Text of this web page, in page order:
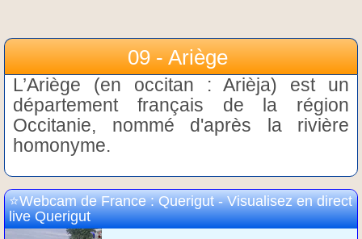
09 - Ariège
L’Ariège (en occitan : Arièja) est un
département français de la région
Occitanie, nommé d'après la rivière
homonyme.
Webcam de France : Querigut - Visualisez en direct
live Querigut